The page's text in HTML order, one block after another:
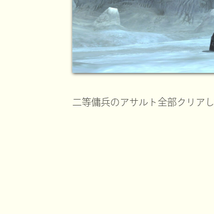
二等傭兵のアサルト全部クリアし